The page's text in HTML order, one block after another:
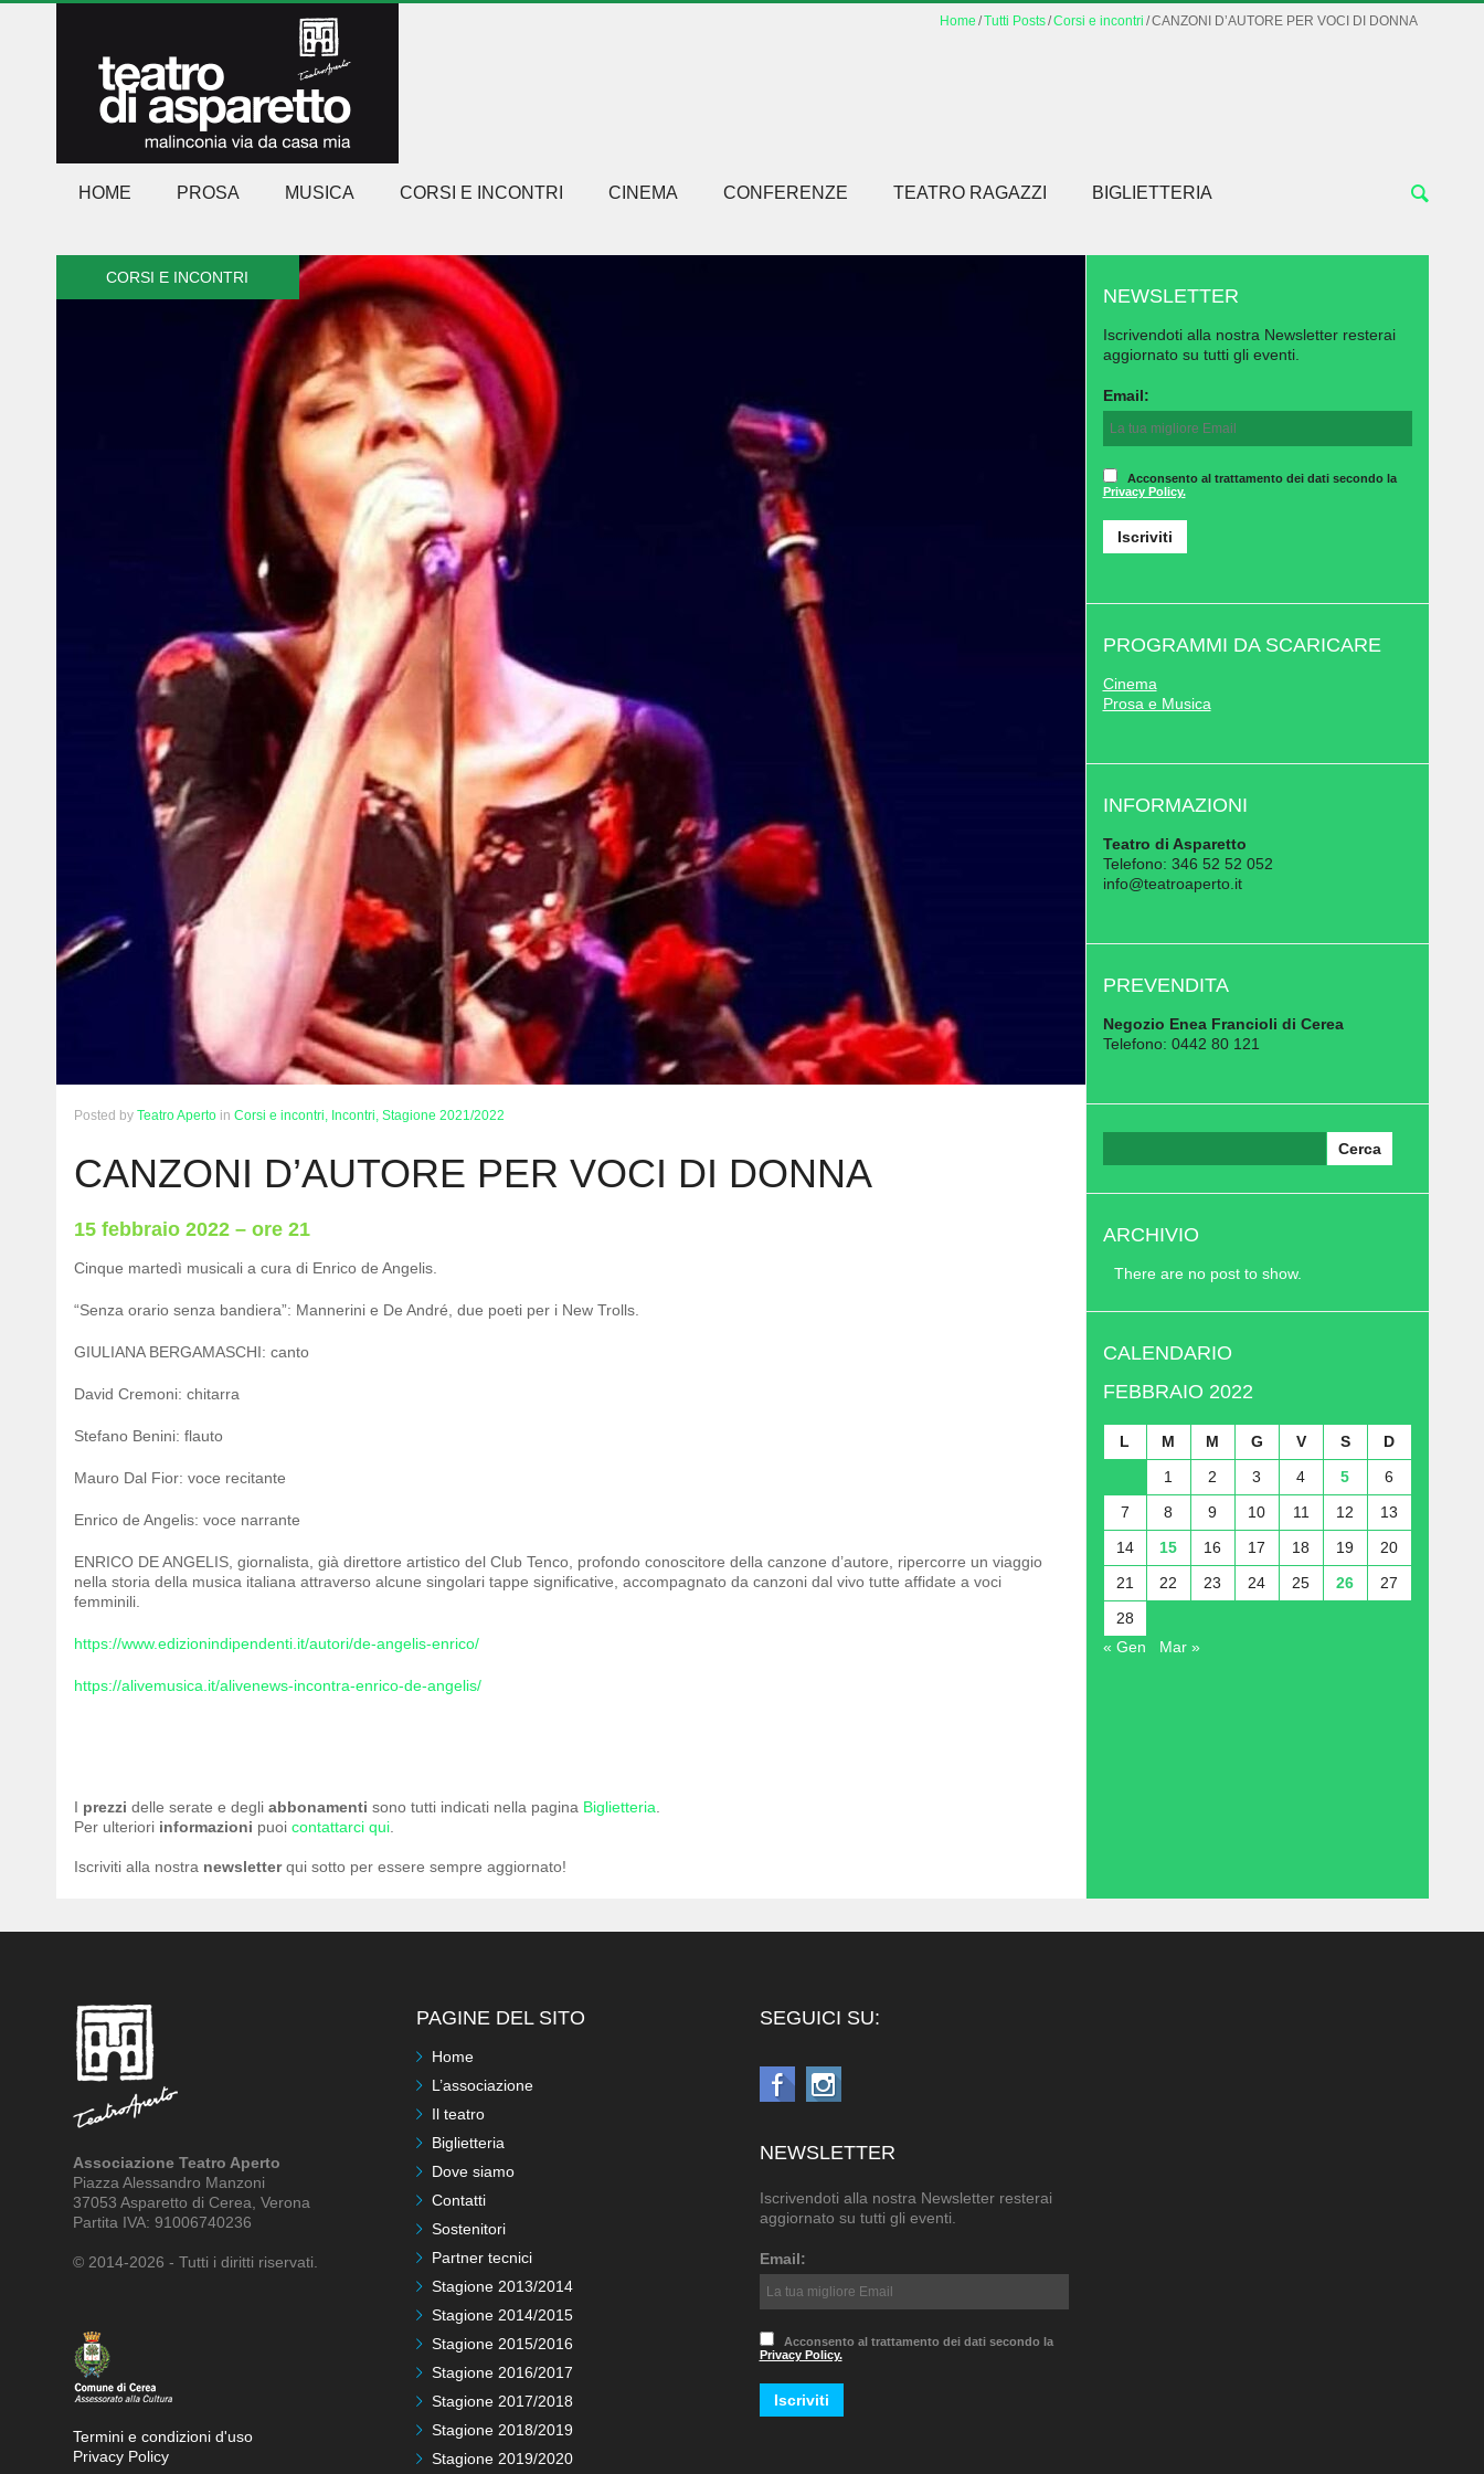
Home Tutti Posts Corsi e incontri CANZONI D’AUTORE PER VOCI DI DONNA
HOME PROSA MUSICA CORSI E INCONTRI CINEMA CONFERENZE TEATRO RAGAZZI BIGLIETTERIA
CORSI E INCONTRI
Posted by Teatro Aperto in Corsi e incontri, Incontri, Stagione 2021/2022
CANZONI D’AUTORE PER VOCI DI DONNA
15 febbraio 2022 – ore 21
Cinque martedì musicali a cura di Enrico de Angelis.
“Senza orario senza bandiera”: Mannerini e De André, due poeti per i New Trolls.
GIULIANA BERGAMASCHI: canto
David Cremoni: chitarra
Stefano Benini: flauto
Mauro Dal Fior: voce recitante
Enrico de Angelis: voce narrante
ENRICO DE ANGELIS, giornalista, già direttore artistico del Club Tenco, profondo conoscitore della canzone d’autore, ripercorre un viaggio
nella storia della musica italiana attraverso alcune singolari tappe significative, accompagnato da canzoni dal vivo tutte affidate a voci
femminili.
https://www.edizionindipendenti.it/autori/de-angelis-enrico/
https://alivemusica.it/alivenews-incontra-enrico-de-angelis/
I prezzi delle serate e degli abbonamenti sono tutti indicati nella pagina Biglietteria
Per ulteriori informazioni puoi contattarci qui.
Iscriviti alla nostra newsletterqui sotto per essere sempre aggiornato!
NEWSLETTER
Iscrivendoti alla nostra Newsletter resterai
aggiornato su tutti gli eventi.
Email:
Acconsento al trattamento dei dati secondo la
Privacy Policy.
PROGRAMMI DA SCARICARE
Cinema
Prosa e Musica
INFORMAZIONI
Teatro di Asparetto
Telefono: 346 52 52 052
info@teatroaperto.it
PREVENDITA
Negozio Enea Francioli di Cerea
Telefono: 0442 80 121
ARCHIVIO
There are no post to show.
CALENDARIO
FEBBRAIO 2022
L M M G V S
D
1
2 3 4 5
6
7
8 9 10 11 12
13
14
15 16 17 18 19
20
21
22 23 24 25 26
27
28
« Gen
Mar »
Associazione Teatro Aperto
Piazza Alessandro Manzoni
37053 Asparetto di Cerea, Verona
Partita IVA: 91006740236
© 2014-2026 - Tutti i diritti riservati.
Termini e condizioni d'uso
Privacy Policy
PAGINE DEL SITO
Home
L’associazione
Il teatro
Biglietteria
Dove siamo
Contatti
Sostenitori
Partner tecnici
Stagione 2013/2014
Stagione 2014/2015
Stagione 2015/2016
Stagione 2016/2017
Stagione 2017/2018
Stagione 2018/2019
Stagione 2019/2020
SEGUICI SU:
NEWSLETTER
Iscrivendoti alla nostra Newsletter resterai
aggiornato su tutti gli eventi.
Email:
Acconsento al trattamento dei dati secondo la
Privacy Policy.